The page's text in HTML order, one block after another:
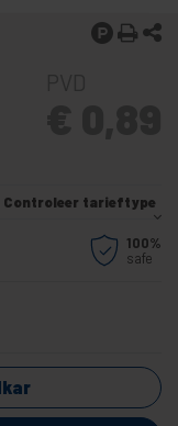
Controleer tarieftype
100%
safe